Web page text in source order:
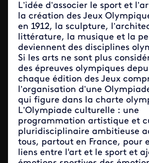
L’idée d’associer le sport et
la création des Jeux
en 1912, la sculpture,
littérature, la musique et la
deviennent des disciplines
Si les arts ne sont plus
des épreuves olympiques
chaque édition des Jeux
l’organisation d’une
qui figure dans la charte
L’Olympiade culturelle : une
programmation artistique et
pluridisciplinaire ambitieuse
tous, partout en France, pour
liens entre l'art et le sport et